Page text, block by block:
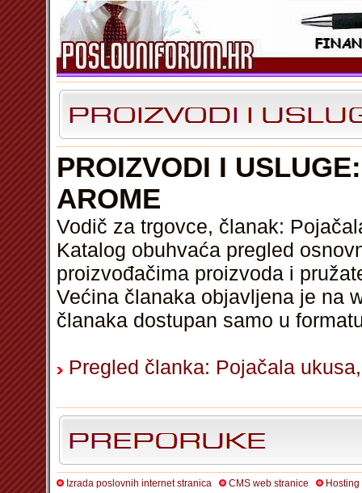
PROIZVODI I
AROME
Vodič za trgovce, članak:
Katalog obuhvaća pregled
proizvođačima proizvoda i
Većina članaka objavljena je na
članaka dostupan samo u
Pregled članka: Pojačala
Izrada poslovnih internet stranica CMS web stranice